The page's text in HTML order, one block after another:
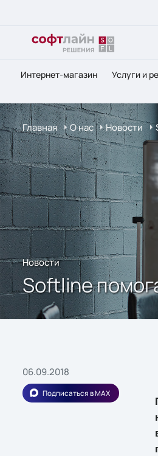
Интернет-магазин Услуги и
Главная О нас Новости
Новости
Softline
06.09.2018
Подписаться в MAX